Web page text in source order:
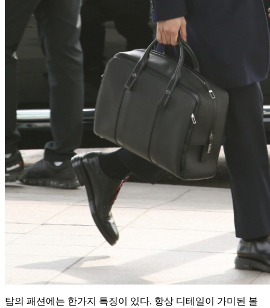
탑의 패션에는 한가지 특징이 있다. 항상 디테일이 가미된 볼